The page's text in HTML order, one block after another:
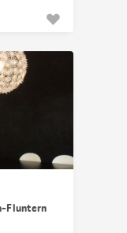
Fluntern